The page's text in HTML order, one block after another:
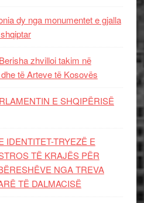
dy nga monumentet e gjalla
zhvilloi takim në
të Arteve të Kosovës
E SHQIPËRISË
IDENTITET-TRYEZË E
TË KRAJËS PËR
NGA TREVA
TË DALMACISË